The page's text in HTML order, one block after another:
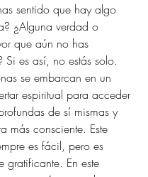
sentido que hay algo
¿Alguna verdad o
que aún no has
Si es así, no estás solo.
se embarcan en un
espiritual para acceder
de sí mismas y
más consciente. Este
es fácil, pero es
gratificante. En este